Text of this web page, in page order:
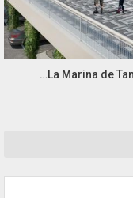
La Marina de